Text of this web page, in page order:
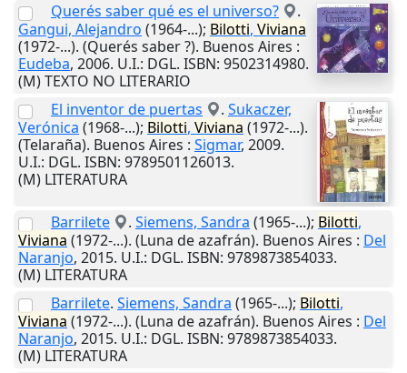
Querés saber qué es el universo?
.
Gangui, Alejandro (1964-...); Bilotti, Viviana
(1972-...). (Querés saber ?). Buenos Aires :
Eudeba, 2006. U.I.: DGL. ISBN: 9502314980.
(M) TEXTO NO LITERARIO
El inventor de puertas
. Sukaczer,
Verónica (1968-...); Bilotti, Viviana (1972-...).
(Telaraña). Buenos Aires : Sigmar, 2009.
U.I.: DGL. ISBN: 9789501126013.
(M) LITERATURA
Barrilete . Siemens, Sandra (1965-...); Bilotti,
Viviana (1972-...). (Luna de azafrán). Buenos Aires : Del
Naranjo, 2015. U.I.: DGL. ISBN: 9789873854033.
(M) LITERATURA
Barrilete. Siemens, Sandra (1965-...); Bilotti,
Viviana (1972-...). (Luna de azafrán). Buenos Aires : Del
Naranjo, 2015. U.I.: DGL. ISBN: 9789873854033.
(M) LITERATURA